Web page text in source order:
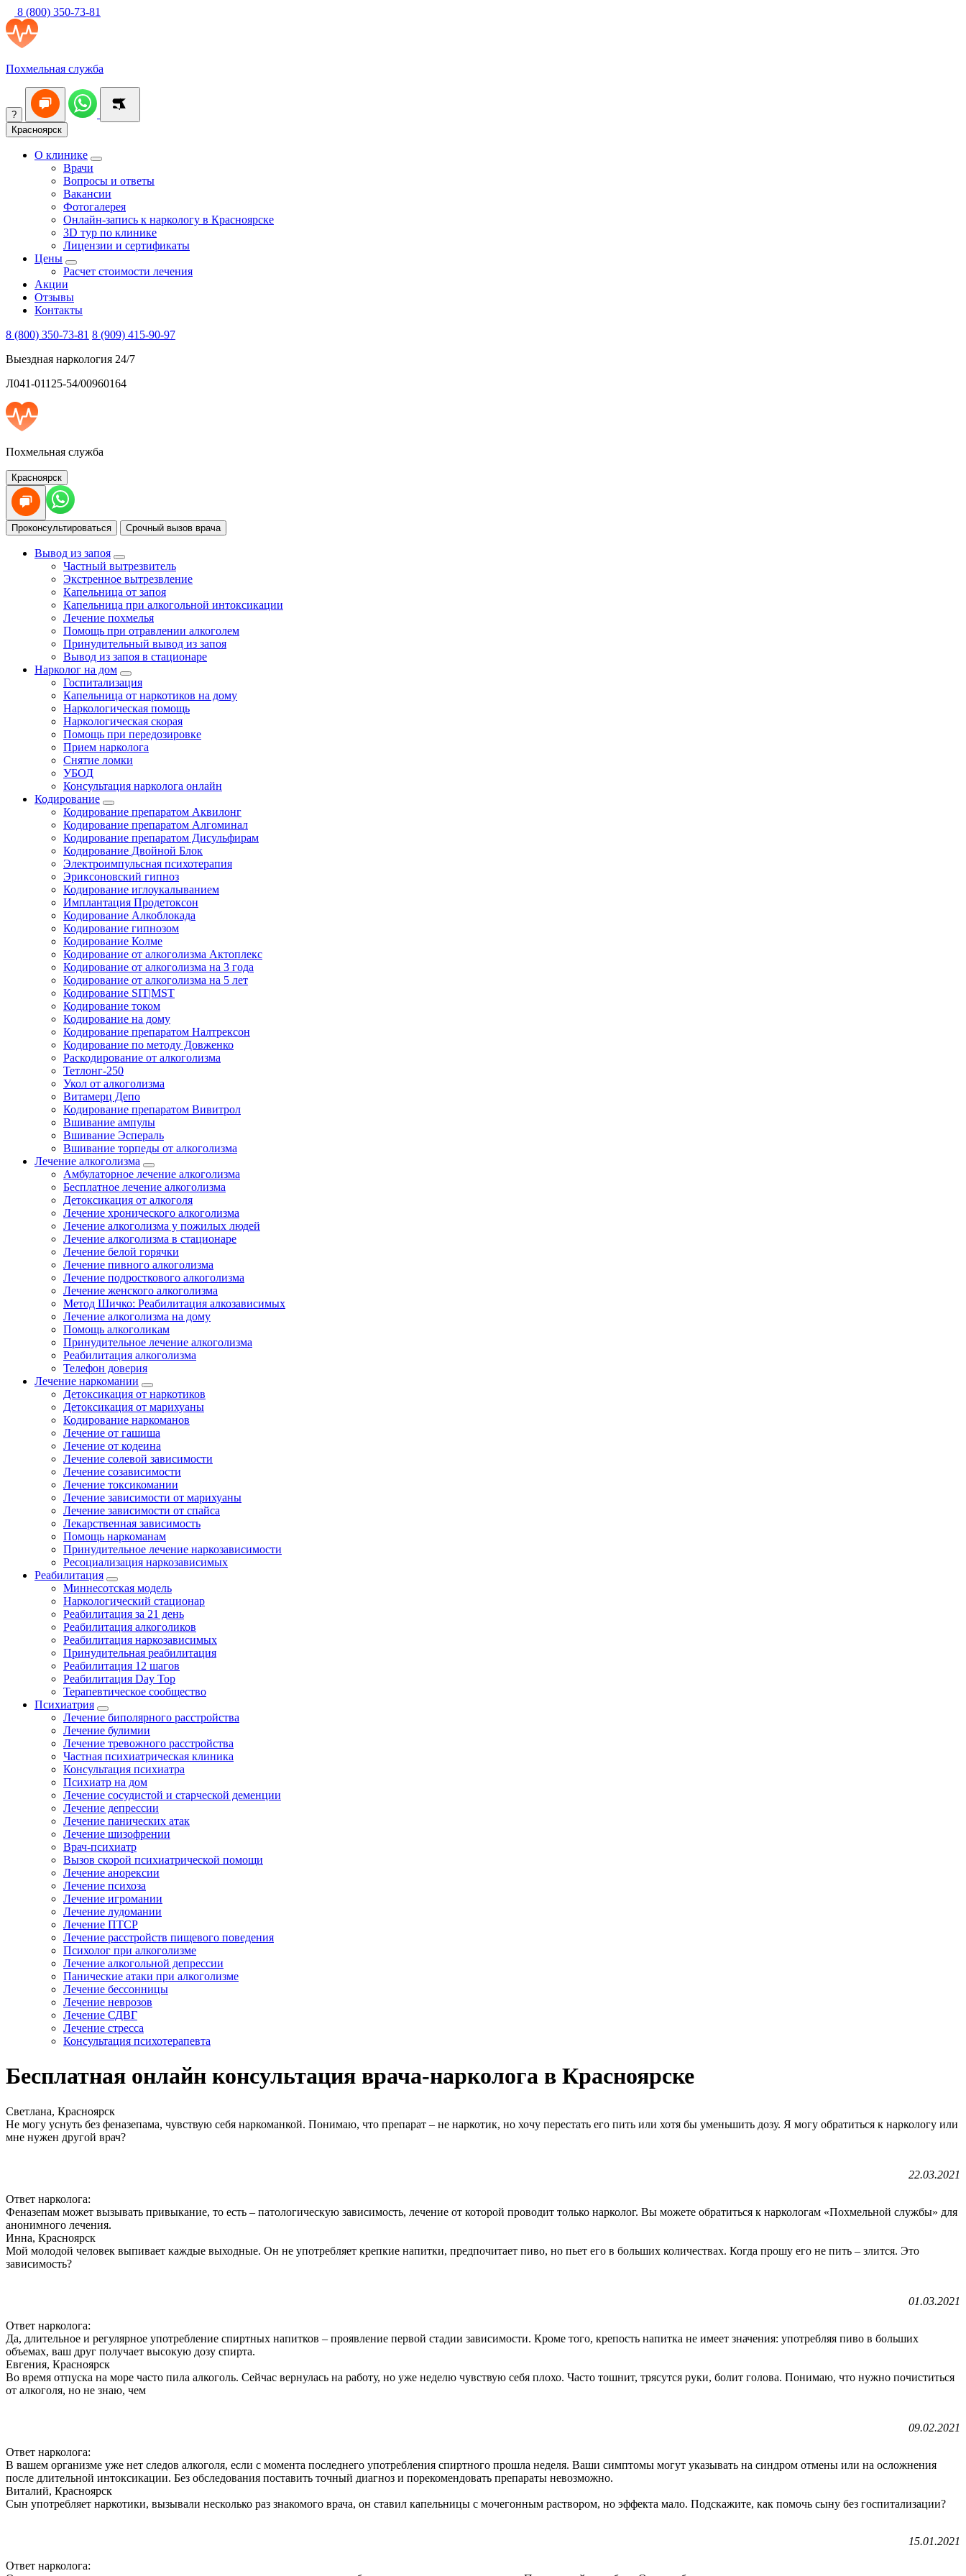
8 (800) 350-73-81
Похмельная служба
?
Красноярск
О клинике
Врачи
Вопросы и ответы
Вакансии
Фотогалерея
Онлайн-запись к наркологу в Красноярске
3D тур по клинике
Лицензии и сертификаты
Цены
Расчет стоимости лечения
Акции
Отзывы
Контакты
8 (800) 350-73-81 8 (909) 415-90-97
Выездная наркология 24/7
Л041-01125-54/00960164
Похмельная служба
Красноярск
Проконсультироваться Срочный вызов врача
Вывод из запоя
Частный вытрезвитель
Экстренное вытрезвление
Капельница от запоя
Капельница при алкогольной интоксикации
Лечение похмелья
Помощь при отравлении алкоголем
Принудительный вывод из запоя
Вывод из запоя в стационаре
Нарколог на дом
Госпитализация
Капельница от наркотиков на дому
Наркологическая помощь
Наркологическая скорая
Помощь при передозировке
Прием нарколога
Снятие ломки
УБОД
Консультация нарколога онлайн
Кодирование
Кодирование препаратом Аквилонг
Кодирование препаратом Алгоминал
Кодирование препаратом Дисульфирам
Кодирование Двойной Блок
Электроимпульсная психотерапия
Эриксоновский гипноз
Кодирование иглоукалыванием
Имплантация Продетоксон
Кодирование Алкоблокада
Кодирование гипнозом
Кодирование Колме
Кодирование от алкоголизма Актоплекс
Кодирование от алкоголизма на 3 года
Кодирование от алкоголизма на 5 лет
Кодирование SIT|MST
Кодирование током
Кодирование на дому
Кодирование препаратом Налтрексон
Кодирование по методу Довженко
Раскодирование от алкоголизма
Тетлонг-250
Укол от алкоголизма
Витамерц Депо
Кодирование препаратом Вивитрол
Вшивание ампулы
Вшивание Эспераль
Вшивание торпеды от алкоголизма
Лечение алкоголизма
Амбулаторное лечение алкоголизма
Бесплатное лечение алкоголизма
Детоксикация от алкоголя
Лечение хронического алкоголизма
Лечение алкоголизма у пожилых людей
Лечение алкоголизма в стационаре
Лечение белой горячки
Лечение пивного алкоголизма
Лечение подросткового алкоголизма
Лечение женского алкоголизма
Метод Шичко: Реабилитация алкозависимых
Лечение алкоголизма на дому
Помощь алкоголикам
Принудительное лечение алкоголизма
Реабилитация алкоголизма
Телефон доверия
Лечение наркомании
Детоксикация от наркотиков
Детоксикация от марихуаны
Кодирование наркоманов
Лечение от гашиша
Лечение от кодеина
Лечение солевой зависимости
Лечение созависимости
Лечение токсикомании
Лечение зависимости от марихуаны
Лечение зависимости от спайса
Лекарственная зависимость
Помощь наркоманам
Принудительное лечение наркозависимости
Ресоциализация наркозависимых
Реабилитация
Миннесотская модель
Наркологический стационар
Реабилитация за 21 день
Реабилитация алкоголиков
Реабилитация наркозависимых
Принудительная реабилитация
Реабилитация 12 шагов
Реабилитация Day Top
Терапевтическое сообщество
Психиатрия
Лечение биполярного расстройства
Лечение булимии
Лечение тревожного расстройства
Частная психиатрическая клиника
Консультация психиатра
Психиатр на дом
Лечение сосудистой и старческой деменции
Лечение депрессии
Лечение панических атак
Лечение шизофрении
Врач-психиатр
Вызов скорой психиатрической помощи
Лечение анорексии
Лечение психоза
Лечение игромании
Лечение лудомании
Лечение ПТСР
Лечение расстройств пищевого поведения
Психолог при алкоголизме
Лечение алкогольной депрессии
Панические атаки при алкоголизме
Лечение бессонницы
Лечение неврозов
Лечение СДВГ
Лечение стресса
Консультация психотерапевта
Бесплатная онлайн консультация врача-нарколога в Красноярске
Светлана, Красноярск
Не могу уснуть без феназепама, чувствую себя наркоманкой. Понимаю, что препарат – не наркотик, но хочу перестать его пить или хотя бы уменьшить дозу. Я могу обратиться к наркологу или
мне нужен другой врач?
22.03.2021
Ответ нарколога:
Феназепам может вызывать привыкание, то есть – патологическую зависимость, лечение от которой проводит только нарколог. Вы можете обратиться к наркологам «Похмельной службы» для
анонимного лечения.
Инна, Красноярск
Мой молодой человек выпивает каждые выходные. Он не употребляет крепкие напитки, предпочитает пиво, но пьет его в больших количествах. Когда прошу его не пить – злится. Это
зависимость?
01.03.2021
Ответ нарколога:
Да, длительное и регулярное употребление спиртных напитков – проявление первой стадии зависимости. Кроме того, крепость напитка не имеет значения: употребляя пиво в больших
объемах, ваш друг получает высокую дозу спирта.
Евгения, Красноярск
Во время отпуска на море часто пила алкоголь. Сейчас вернулась на работу, но уже неделю чувствую себя плохо. Часто тошнит, трясутся руки, болит голова. Понимаю, что нужно почиститься
от алкоголя, но не знаю, чем
09.02.2021
Ответ нарколога:
В вашем организме уже нет следов алкоголя, если с момента последнего употребления спиртного прошла неделя. Ваши симптомы могут указывать на синдром отмены или на осложнения
после длительной интоксикации. Без обследования поставить точный диагноз и порекомендовать препараты невозможно.
Виталий, Красноярск
Сын употребляет наркотики, вызывали несколько раз знакомого врача, он ставил капельницы с мочегонным раствором, но эффекта мало. Подскажите, как помочь сыну без госпитализации?
15.01.2021
Ответ нарколога: